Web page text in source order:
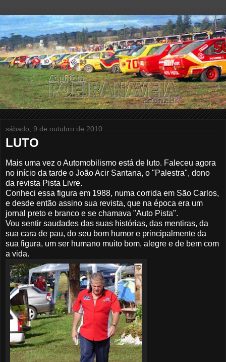
sábado, 9 de outubro de 2010
LUTO
Mais uma vez o Automobilismo está de luto. Faleceu agora
no início da tarde o João Acir Santana, o "Palestra", dono
da revista Pista Livre.
Conheci essa figura em 1988, numa corrida em São Carlos,
e desde então assino sua revista, que na época era um
jornal preto e branco e se chamava "Auto Pista".
Vou sentir saudades das suas histórias, das mentiras, da
sua cara de pau, do seu bom humor e principalmente da
sua figura, um ser humano muito bom, alegre e de bem com
a vida.